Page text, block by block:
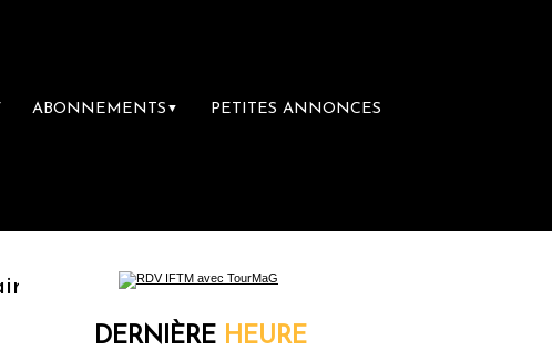
ABONNEMENTS ▼ PETITES ANNONCES
librairie du voyage
DERNIÈRE HEURE